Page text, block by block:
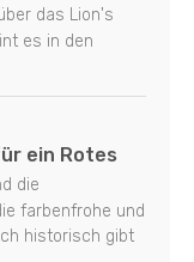
das Lion's
es in den
ein Rotes
die
farbenfrohe und
historisch gibt